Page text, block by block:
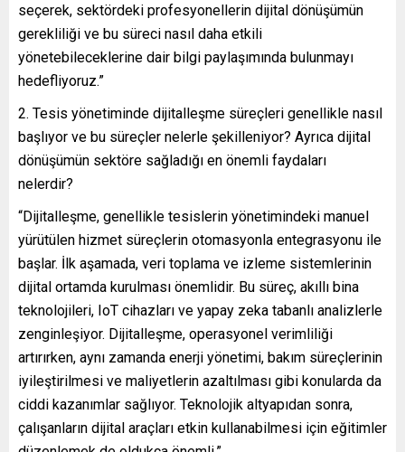
seçerek, sektördeki profesyonellerin dijital dönüşümün
gerekliliği ve bu süreci nasıl daha etkili
yönetebileceklerine dair bilgi paylaşımında bulunmayı
hedefliyoruz.”
2. Tesis yönetiminde dijitalleşme süreçleri genellikle nasıl
başlıyor ve bu süreçler nelerle şekilleniyor? Ayrıca dijital
dönüşümün sektöre sağladığı en önemli faydaları
nelerdir?
“Dijitalleşme, genellikle tesislerin yönetimindeki manuel
yürütülen hizmet süreçlerin otomasyonla entegrasyonu ile
başlar. İlk aşamada, veri toplama ve izleme sistemlerinin
dijital ortamda kurulması önemlidir. Bu süreç, akıllı bina
teknolojileri, IoT cihazları ve yapay zeka tabanlı analizlerle
zenginleşiyor. Dijitalleşme, operasyonel verimliliği
artırırken, aynı zamanda enerji yönetimi, bakım süreçlerinin
iyileştirilmesi ve maliyetlerin azaltılması gibi konularda da
ciddi kazanımlar sağlıyor. Teknolojik altyapıdan sonra,
çalışanların dijital araçları etkin kullanabilmesi için eğitimler